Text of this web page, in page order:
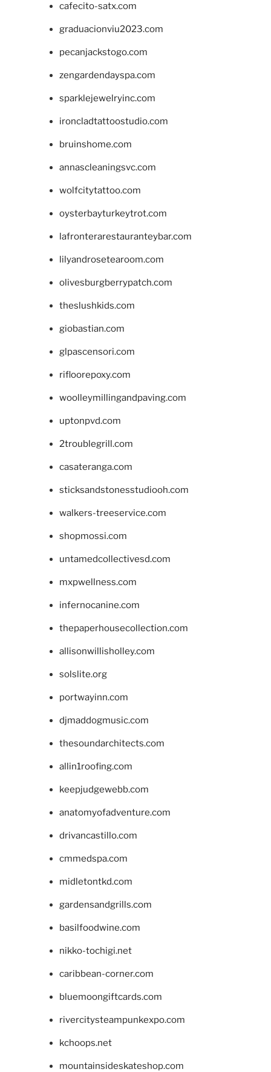
cafecito-satx.com
graduacionviu2023.com
pecanjackstogo.com
zengardendayspa.com
sparklejewelryinc.com
ironcladtattoostudio.com
bruinshome.com
annascleaningsvc.com
wolfcitytattoo.com
oysterbayturkeytrot.com
lafronterarestauranteybar.com
lilyandrosetearoom.com
olivesburgberrypatch.com
theslushkids.com
giobastian.com
glpascensori.com
rifloorepoxy.com
woolleymillingandpaving.com
uptonpvd.com
2troublegrill.com
casateranga.com
sticksandstonesstudiooh.com
walkers-treeservice.com
shopmossi.com
untamedcollectivesd.com
mxpwellness.com
infernocanine.com
thepaperhousecollection.com
allisonwillisholley.com
solslite.org
portwayinn.com
djmaddogmusic.com
thesoundarchitects.com
allin1roofing.com
keepjudgewebb.com
anatomyofadventure.com
drivancastillo.com
cmmedspa.com
midletontkd.com
gardensandgrills.com
basilfoodwine.com
nikko-tochigi.net
caribbean-corner.com
bluemoongiftcards.com
rivercitysteampunkexpo.com
kchoops.net
mountainsideskateshop.com